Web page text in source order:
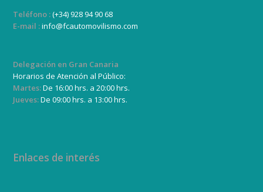
Teléfono :(+34) 928 94 90 68
E-mail :info@fcautomovilismo.com
Delegación en Gran Canaria
Horarios de Atención al Público:
Martes:De 16:00 hrs. a 20:00 hrs.
Jueves:De 09:00 hrs. a 13:00 hrs.
Enlaces de interés